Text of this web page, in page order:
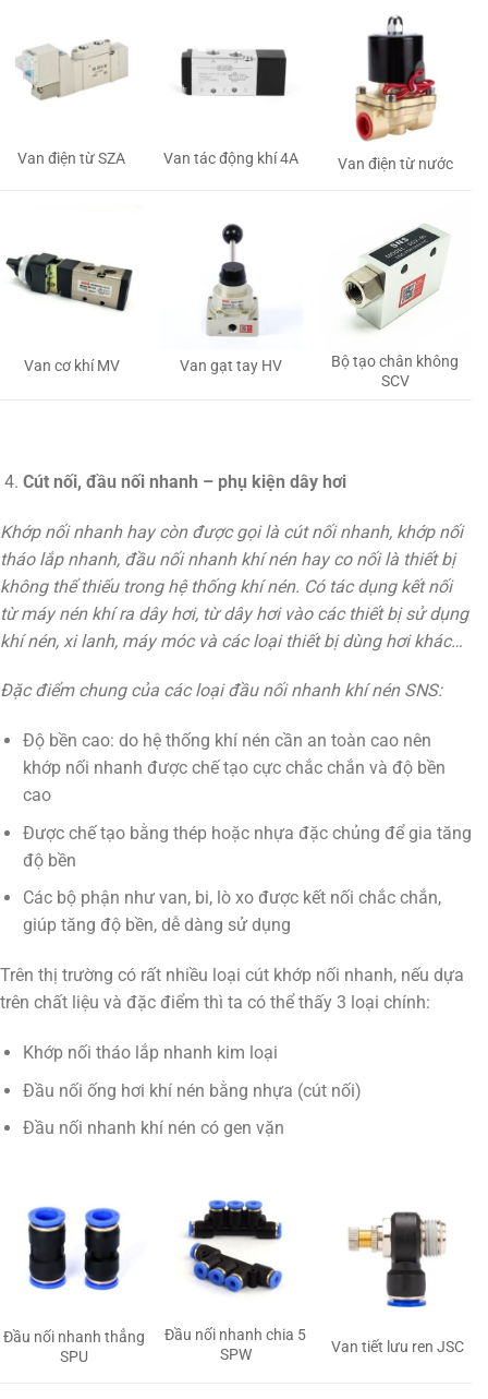
Van điện từ SZA Van tác động khí 4A Van điện từ nước
Van cơ khí MV Van gạt tay HV
Bộ tạo chân không
SCV
Cút nối, đầu nối nhanh – phụ kiện dây hơi
Khớp nối nhanh hay còn được gọi là cút nối nhanh, khớp nối
tháo lắp nhanh, đầu nối nhanh khí nén hay co nối là thiết bị
không thể thiếu trong hệ thống khí nén. Có tác dụng kết nối
từ máy nén khí ra dây hơi, từ dây hơi vào các thiết bị sử dụng
khí nén, xi lanh, máy móc và các loại thiết bị dùng hơi khác…
Đặc điểm chung của các loại đầu nối nhanh khí nén SNS:
Độ bền cao: do hệ thống khí nén cần an toàn cao nên
khớp nối nhanh được chế tạo cực chắc chắn và độ bền
cao
Được chế tạo bằng thép hoặc nhựa đặc chủng để gia tăng
độ bền
Các bộ phận như van, bi, lò xo được kết nối chắc chắn,
giúp tăng độ bền, dễ dàng sử dụng
Trên thị trường có rất nhiều loại cút khớp nối nhanh, nếu dựa
trên chất liệu và đặc điểm thì ta có thể thấy 3 loại chính:
Khớp nối tháo lắp nhanh kim loại
Đầu nối ống hơi khí nén bằng nhựa (cút nối)
Đầu nối nhanh khí nén có gen vặn
Đầu nối nhanh thẳng
SPU
Đầu nối nhanh chia 5
SPW
Van tiết lưu ren JSC